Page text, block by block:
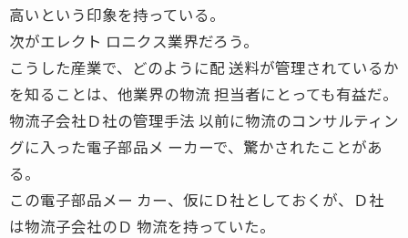
高いという印象を持っている。
次がエレクト ロニクス業界だろう。
こうした産業で、どのように配 送料が管理されているか
を知ることは、他業界の物流 担当者にとっても有益だ。
物流子会社Ｄ社の管理手法 以前に物流のコンサルティン
グに入った電子部品メ ーカーで、驚かされたことがあ
る。
この電子部品メー カー、仮にＤ社としておくが、Ｄ社
は物流子会社のＤ 物流を持っていた。